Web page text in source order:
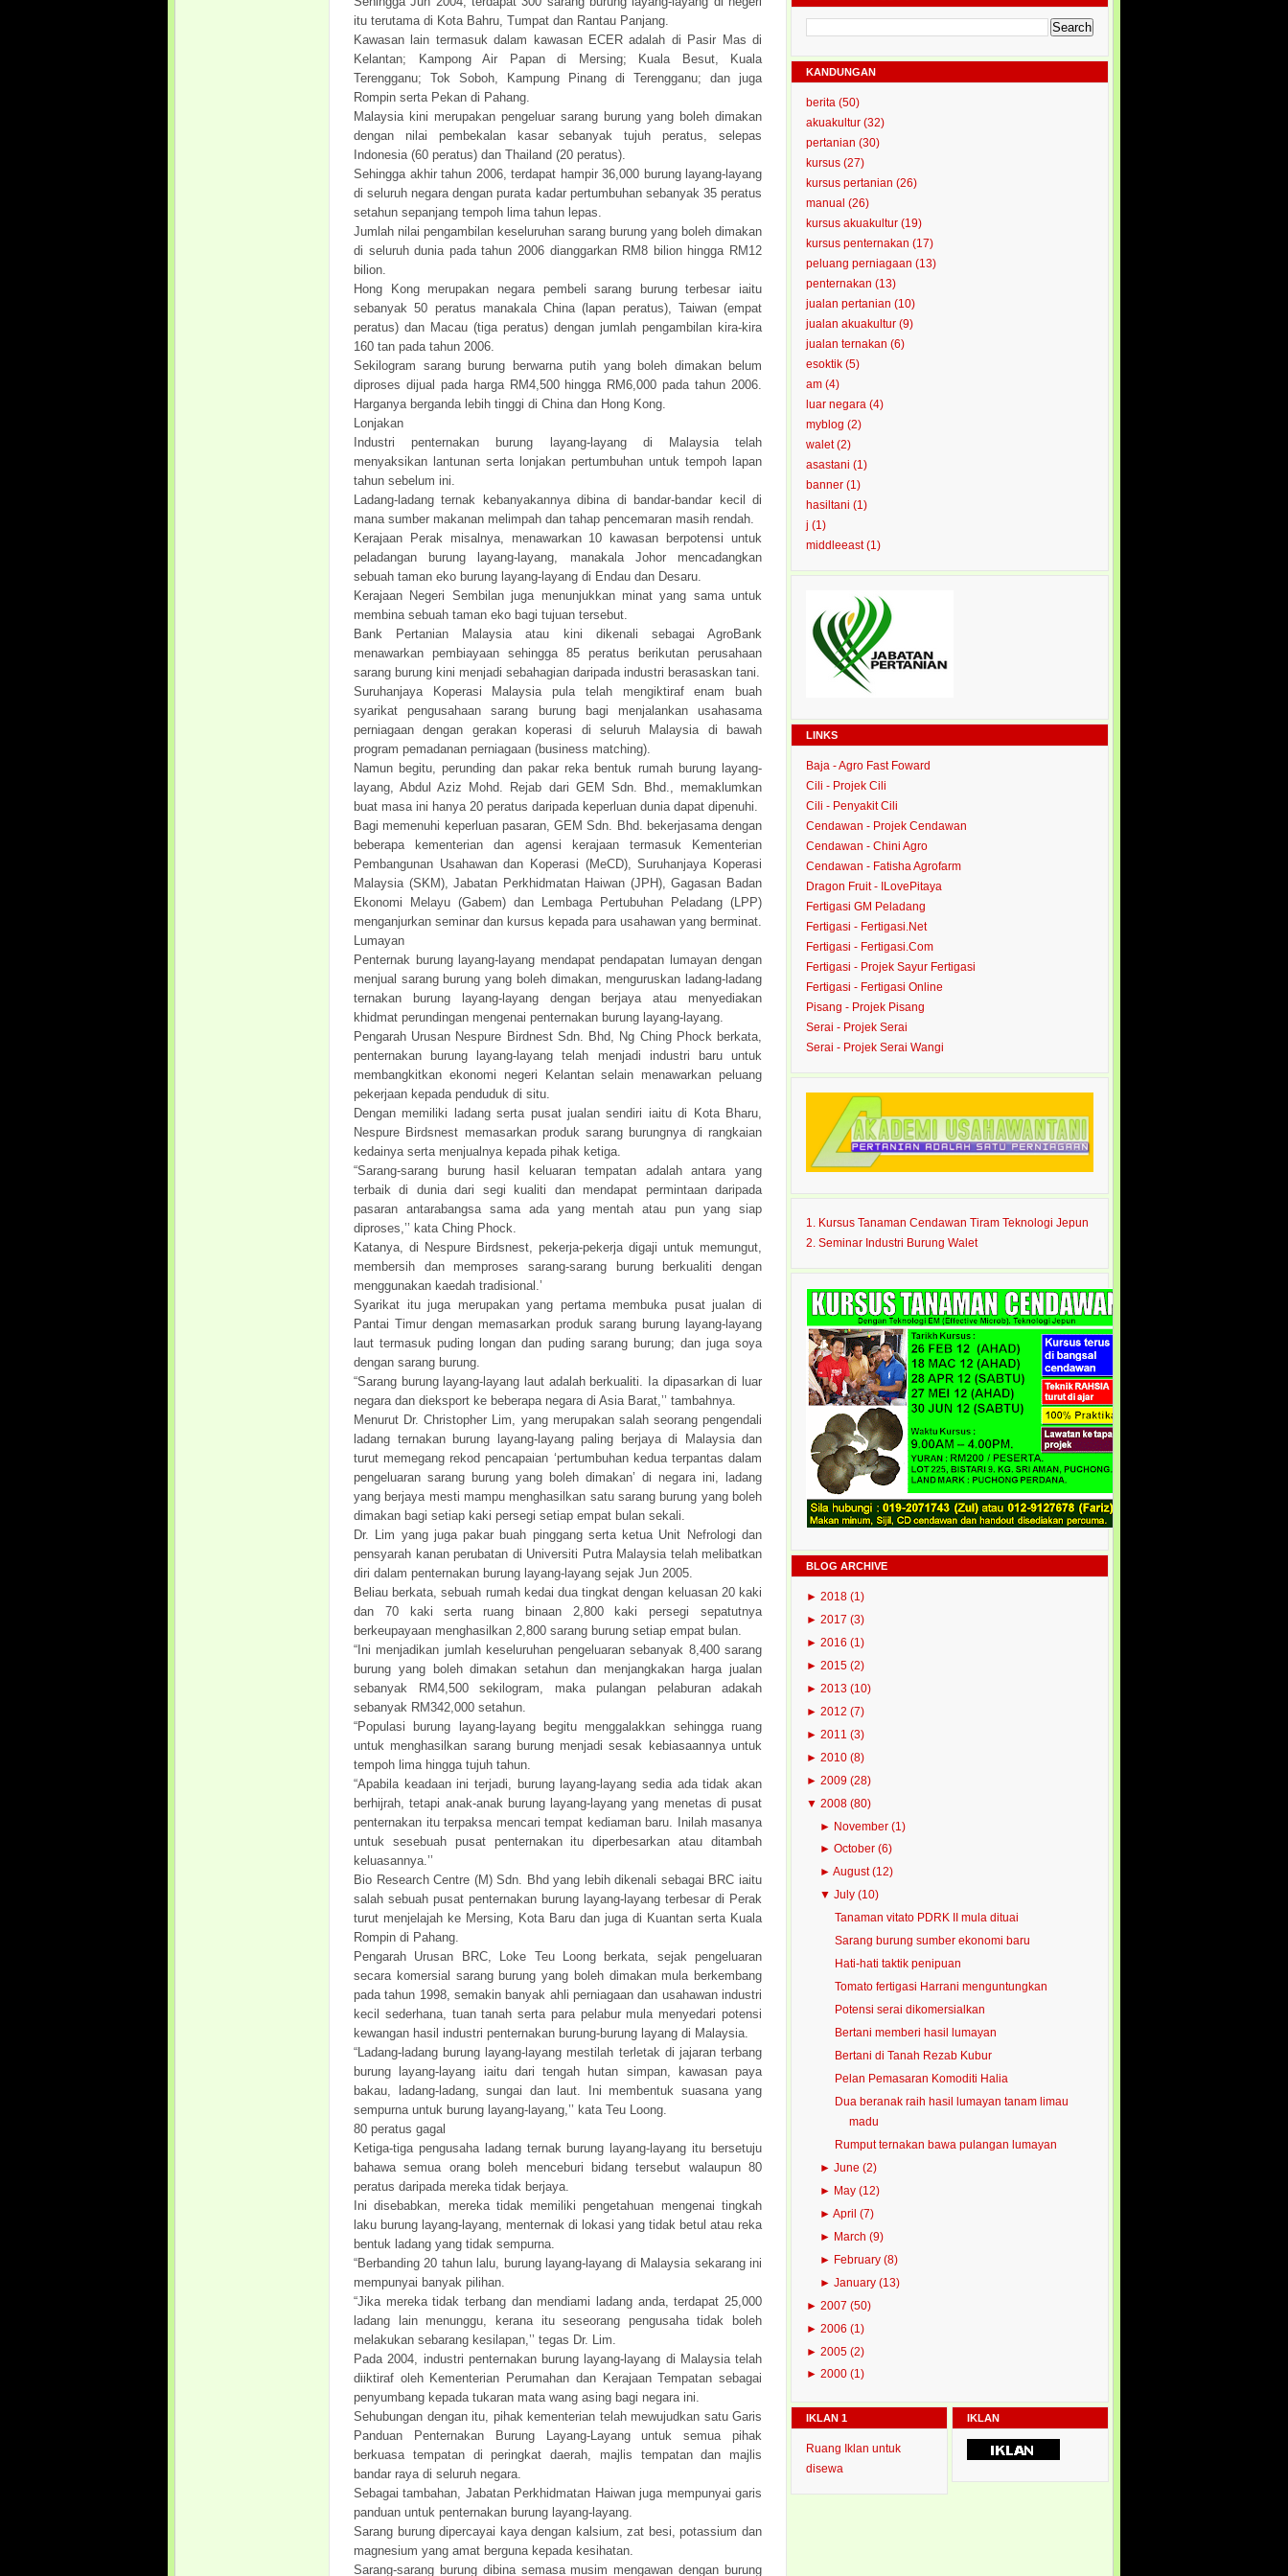
itu terutama di Kota Bahru, Tumpat dan Rantau Panjang.
Kawasan lain termasuk dalam kawasan ECER adalah di Pasir Mas di
Kelantan; Kampong Air Papan di Mersing; Kuala Besut, Kuala
Terengganu; Tok Soboh, Kampung Pinang di Terengganu; dan juga
Rompin serta Pekan di Pahang.
Malaysia kini merupakan pengeluar sarang burung yang boleh dimakan
dengan nilai pembekalan kasar sebanyak tujuh peratus, selepas
Indonesia (60 peratus) dan Thailand (20 peratus).
Sehingga akhir tahun 2006, terdapat hampir 36,000 burung layang-layang
di seluruh negara dengan purata kadar pertumbuhan sebanyak 35 peratus
setahun sepanjang tempoh lima tahun lepas.
Jumlah nilai pengambilan keseluruhan sarang burung yang boleh dimakan
di seluruh dunia pada tahun 2006 dianggarkan RM8 bilion hingga RM12
bilion.
Hong Kong merupakan negara pembeli sarang burung terbesar iaitu
sebanyak 50 peratus manakala China (lapan peratus), Taiwan (empat
peratus) dan Macau (tiga peratus) dengan jumlah pengambilan kira-kira
160 tan pada tahun 2006.
Sekilogram sarang burung berwarna putih yang boleh dimakan belum
diproses dijual pada harga RM4,500 hingga RM6,000 pada tahun 2006.
Harganya berganda lebih tinggi di China dan Hong Kong.
Lonjakan
Industri penternakan burung layang-layang di Malaysia telah
menyaksikan lantunan serta lonjakan pertumbuhan untuk tempoh lapan
tahun sebelum ini.
Ladang-ladang ternak kebanyakannya dibina di bandar-bandar kecil di
mana sumber makanan melimpah dan tahap pencemaran masih rendah.
Kerajaan Perak misalnya, menawarkan 10 kawasan berpotensi untuk
peladangan burung layang-layang, manakala Johor mencadangkan
sebuah taman eko burung layang-layang di Endau dan Desaru.
Kerajaan Negeri Sembilan juga menunjukkan minat yang sama untuk
membina sebuah taman eko bagi tujuan tersebut.
Bank Pertanian Malaysia atau kini dikenali sebagai AgroBank
menawarkan pembiayaan sehingga 85 peratus berikutan perusahaan
sarang burung kini menjadi sebahagian daripada industri berasaskan tani.
Suruhanjaya Koperasi Malaysia pula telah mengiktiraf enam buah
syarikat pengusahaan sarang burung bagi menjalankan usahasama
perniagaan dengan gerakan koperasi di seluruh Malaysia di bawah
program pemadanan perniagaan (business matching).
Namun begitu, perunding dan pakar reka bentuk rumah burung layang-
layang, Abdul Aziz Mohd. Rejab dari GEM Sdn. Bhd., memaklumkan
buat masa ini hanya 20 peratus daripada keperluan dunia dapat dipenuhi.
Bagi memenuhi keperluan pasaran, GEM Sdn. Bhd. bekerjasama dengan
beberapa kementerian dan agensi kerajaan termasuk Kementerian
Pembangunan Usahawan dan Koperasi (MeCD), Suruhanjaya Koperasi
Malaysia (SKM), Jabatan Perkhidmatan Haiwan (JPH), Gagasan Badan
Ekonomi Melayu (Gabem) dan Lembaga Pertubuhan Peladang (LPP)
menganjurkan seminar dan kursus kepada para usahawan yang berminat.
Lumayan
Penternak burung layang-layang mendapat pendapatan lumayan dengan
menjual sarang burung yang boleh dimakan, menguruskan ladang-ladang
ternakan burung layang-layang dengan berjaya atau menyediakan
khidmat perundingan mengenai penternakan burung layang-layang.
Pengarah Urusan Nespure Birdnest Sdn. Bhd, Ng Ching Phock berkata,
penternakan burung layang-layang telah menjadi industri baru untuk
membangkitkan ekonomi negeri Kelantan selain menawarkan peluang
pekerjaan kepada penduduk di situ.
Dengan memiliki ladang serta pusat jualan sendiri iaitu di Kota Bharu,
Nespure Birdsnest memasarkan produk sarang burungnya di rangkaian
kedainya serta menjualnya kepada pihak ketiga.
“Sarang-sarang burung hasil keluaran tempatan adalah antara yang
terbaik di dunia dari segi kualiti dan mendapat permintaan daripada
pasaran antarabangsa sama ada yang mentah atau pun yang siap
diproses,’’ kata Ching Phock.
Katanya, di Nespure Birdsnest, pekerja-pekerja digaji untuk memungut,
membersih dan memproses sarang-sarang burung berkualiti dengan
menggunakan kaedah tradisional.’
Syarikat itu juga merupakan yang pertama membuka pusat jualan di
Pantai Timur dengan memasarkan produk sarang burung layang-layang
laut termasuk puding longan dan puding sarang burung; dan juga soya
dengan sarang burung.
“Sarang burung layang-layang laut adalah berkualiti. Ia dipasarkan di luar
negara dan dieksport ke beberapa negara di Asia Barat,’’ tambahnya.
Menurut Dr. Christopher Lim, yang merupakan salah seorang pengendali
ladang ternakan burung layang-layang paling berjaya di Malaysia dan
turut memegang rekod pencapaian ‘pertumbuhan kedua terpantas dalam
pengeluaran sarang burung yang boleh dimakan’ di negara ini, ladang
yang berjaya mesti mampu menghasilkan satu sarang burung yang boleh
dimakan bagi setiap kaki persegi setiap empat bulan sekali.
Dr. Lim yang juga pakar buah pinggang serta ketua Unit Nefrologi dan
pensyarah kanan perubatan di Universiti Putra Malaysia telah melibatkan
diri dalam penternakan burung layang-layang sejak Jun 2005.
Beliau berkata, sebuah rumah kedai dua tingkat dengan keluasan 20 kaki
dan 70 kaki serta ruang binaan 2,800 kaki persegi sepatutnya
berkeupayaan menghasilkan 2,800 sarang burung setiap empat bulan.
“Ini menjadikan jumlah keseluruhan pengeluaran sebanyak 8,400 sarang
burung yang boleh dimakan setahun dan menjangkakan harga jualan
sebanyak RM4,500 sekilogram, maka pulangan pelaburan adakah
sebanyak RM342,000 setahun.
“Populasi burung layang-layang begitu menggalakkan sehingga ruang
untuk menghasilkan sarang burung menjadi sesak kebiasaannya untuk
tempoh lima hingga tujuh tahun.
“Apabila keadaan ini terjadi, burung layang-layang sedia ada tidak akan
berhijrah, tetapi anak-anak burung layang-layang yang menetas di pusat
penternakan itu terpaksa mencari tempat kediaman baru. Inilah masanya
untuk sesebuah pusat penternakan itu diperbesarkan atau ditambah
keluasannya.’’
Bio Research Centre (M) Sdn. Bhd yang lebih dikenali sebagai BRC iaitu
salah sebuah pusat penternakan burung layang-layang terbesar di Perak
turut menjelajah ke Mersing, Kota Baru dan juga di Kuantan serta Kuala
Rompin di Pahang.
Pengarah Urusan BRC, Loke Teu Loong berkata, sejak pengeluaran
secara komersial sarang burung yang boleh dimakan mula berkembang
pada tahun 1998, semakin banyak ahli perniagaan dan usahawan industri
kecil sederhana, tuan tanah serta para pelabur mula menyedari potensi
kewangan hasil industri penternakan burung-burung layang di Malaysia.
“Ladang-ladang burung layang-layang mestilah terletak di jajaran terbang
burung layang-layang iaitu dari tengah hutan simpan, kawasan paya
bakau, ladang-ladang, sungai dan laut. Ini membentuk suasana yang
sempurna untuk burung layang-layang,’’ kata Teu Loong.
80 peratus gagal
Ketiga-tiga pengusaha ladang ternak burung layang-layang itu bersetuju
bahawa semua orang boleh menceburi bidang tersebut walaupun 80
peratus daripada mereka tidak berjaya.
Ini disebabkan, mereka tidak memiliki pengetahuan mengenai tingkah
laku burung layang-layang, menternak di lokasi yang tidak betul atau reka
bentuk ladang yang tidak sempurna.
“Berbanding 20 tahun lalu, burung layang-layang di Malaysia sekarang ini
mempunyai banyak pilihan.
“Jika mereka tidak terbang dan mendiami ladang anda, terdapat 25,000
ladang lain menunggu, kerana itu seseorang pengusaha tidak boleh
melakukan sebarang kesilapan,’’ tegas Dr. Lim.
Pada 2004, industri penternakan burung layang-layang di Malaysia telah
diiktiraf oleh Kementerian Perumahan dan Kerajaan Tempatan sebagai
penyumbang kepada tukaran mata wang asing bagi negara ini.
Sehubungan dengan itu, pihak kementerian telah mewujudkan satu Garis
Panduan Penternakan Burung Layang-Layang untuk semua pihak
berkuasa tempatan di peringkat daerah, majlis tempatan dan majlis
bandar raya di seluruh negara.
Sebagai tambahan, Jabatan Perkhidmatan Haiwan juga mempunyai garis
panduan untuk penternakan burung layang-layang.
Sarang burung dipercayai kaya dengan kalsium, zat besi, potassium dan
magnesium yang amat berguna kepada kesihatan.
Sarang-sarang burung dibina semasa musim mengawan dengan burung
KANDUNGAN
berita (50)
akuakultur (32)
pertanian (30)
kursus (27)
kursus pertanian (26)
manual (26)
kursus akuakultur (19)
kursus penternakan (17)
peluang perniagaan (13)
penternakan (13)
jualan pertanian (10)
jualan akuakultur (9)
jualan ternakan (6)
esoktik (5)
am (4)
luar negara (4)
myblog (2)
walet(2)
asastani (1)
banner (1)
hasiltani (1)
j (1)
middleeast(1)
LINKS
Baja - Agro Fast Foward
Cili - Projek Cili
Cili - Penyakit Cili
Cendawan - Projek Cendawan
Cendawan - Chini Agro
Cendawan - Fatisha Agrofarm
Dragon Fruit - ILovePitaya
Fertigasi GM Peladang
Fertigasi - Fertigasi.Net
Fertigasi - Fertigasi.Com
Fertigasi - Projek Sayur Fertigasi
Fertigasi - Fertigasi Online
Pisang - Projek Pisang
Serai - Projek Serai
Serai - Projek Serai Wangi
1. Kursus Tanaman Cendawan Tiram Teknologi Jepun
2. Seminar Industri Burung Walet
BLOG ARCHIVE
► 2018 (1)
► 2017 (3)
► 2016 (1)
► 2015 (2)
► 2013 (10)
► 2012 (7)
► 2011 (3)
► 2010 (8)
► 2009 (28)
▼ 2008 (80)
► November(1)
►October(6)
►August(12)
▼July(10)
Tanaman vitato PDRK II mula dituai
Sarang burung sumber ekonomi baru
Hati-hati taktik penipuan
Tomato fertigasi Harrani menguntungkan
Potensi serai dikomersialkan
Bertani memberi hasil lumayan
Bertani di Tanah Rezab Kubur
Pelan Pemasaran Komoditi Halia
Dua beranak raih hasil lumayan tanam limau
madu
Rumput ternakan bawa pulangan lumayan
►June(2)
► May(12)
►April(7)
► March(9)
► February(8)
►January(13)
► 2007 (50)
► 2006 (1)
► 2005 (2)
► 2000 (1)
IKLAN 1
Ruang Iklan untuk
disewa
IKLAN